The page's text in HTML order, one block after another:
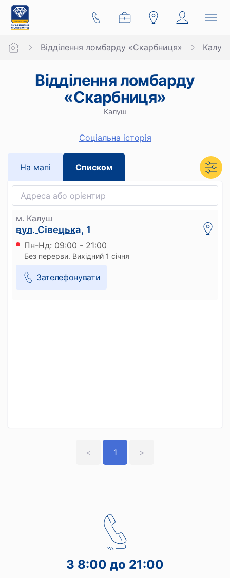
Відділення ломбарду «Скарбниця» Калуш
Відділення ломбарду
«Скарбниця»
Калуш
Cоціальна історія
На мапi Списком
м. Калуш
вул. Сівецька, 1
Пн-Нд: 09:00 - 21:00
Без перерви. Вихідний 1 січня
Зателефонувати
< 1 >
З 8:00 до 21:00